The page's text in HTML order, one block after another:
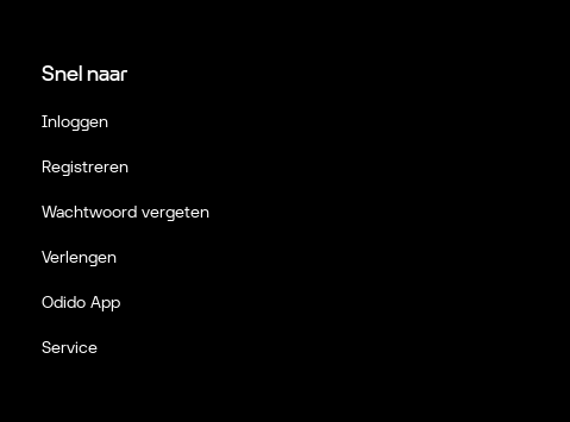
Snel naar
Inloggen
Registreren
Wachtwoord vergeten
Verlengen
Odido App
Service